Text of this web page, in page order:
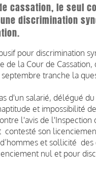
cassation, le seul
discrimination
pour discrimination
de la Cour de Cassation,
tranche la
d'un salarié, délégué
et impossibilité
l'avis de l'Inspection
contesté son
et sollicité
nul et pour